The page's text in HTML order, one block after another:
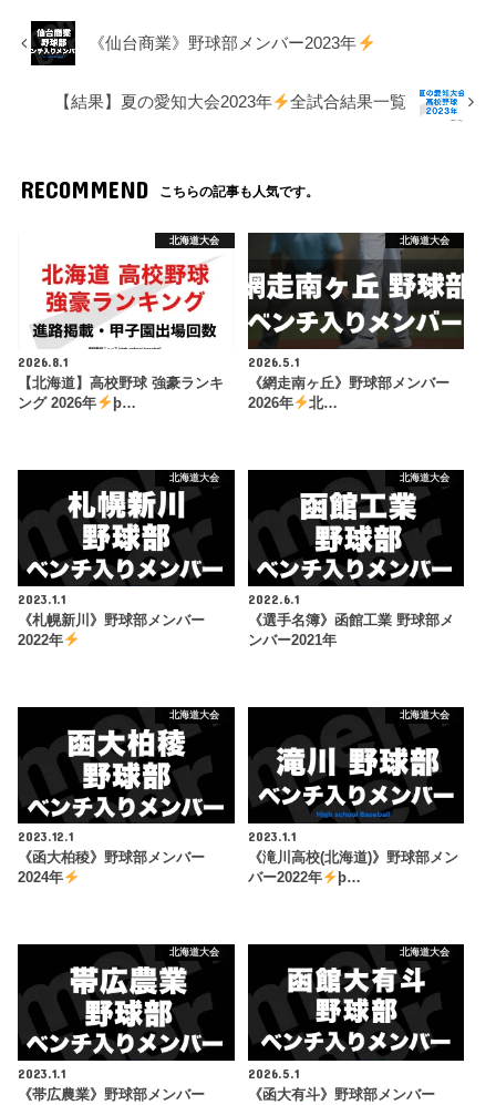
《仙台商業》野球部メンバー2023年
【結果】夏の愛知大会2023年 全試合結果一覧
RECOMMEND こちらの記事も人気です。
北海道大会
2026.8.1
【北海道】高校野球 強豪ランキ
ング 2026年
þ…
北海道大会
2026.5.1
《網走南ヶ丘》野球部メンバー
2026年
北…
北海道大会
2023.1.1
《札幌新川》野球部メンバー
2022年
北海道大会
2022.6.1
《選手名簿》函館工業 野球部メ
ンバー2021年
北海道大会
2023.12.1
《函大柏稜》野球部メンバー
2024年
北海道大会
2023.1.1
《滝川高校(北海道)》野球部メン
バー2022年
þ…
北海道大会
2023.1.1
《帯広農業》野球部メンバー
北海道大会
2026.5.1
《函大有斗》野球部メンバー